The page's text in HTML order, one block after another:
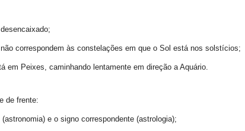
desencaixado;
correspondem às constelações em que o Sol está nos solstícios;
em Peixes, caminhando lentamente em direção aAquário.
de frente:
(astronomia) e o signo correspondente(astrologia);